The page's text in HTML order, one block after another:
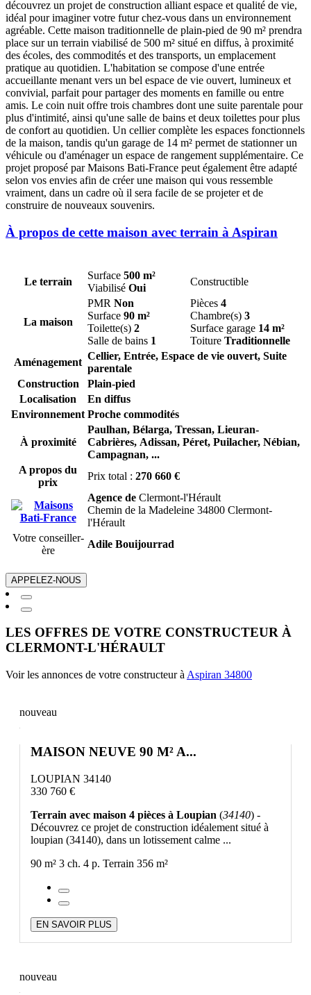
découvrez un projet de construction alliant espace et qualité de vie,
idéal pour imaginer votre futur chez-vous dans un environnement
agréable. Cette maison traditionnelle de plain-pied de 90 m² prendra
place sur un terrain viabilisé de 500 m² situé en diffus, à proximité
des écoles, des commodités et des transports, un emplacement
pratique au quotidien. L'habitation se compose d'une entrée
accueillante menant vers un bel espace de vie ouvert, lumineux et
convivial, parfait pour partager des moments en famille ou entre
amis. Le coin nuit offre trois chambres dont une suite parentale pour
plus d'intimité, ainsi qu'une salle de bains et deux toilettes pour plus
de confort au quotidien. Un cellier complète les espaces fonctionnels
de la maison, tandis qu'un garage de 14 m² permet de stationner un
véhicule ou d'aménager un espace de rangement supplémentaire. Ce
projet proposé par Maisons Bati-France peut également être adapté
selon vos envies afin de créer une maison qui vous ressemble
vraiment, dans un cadre où il sera facile de se projeter et de
construire de nouveaux souvenirs.
À propos de cette maison avec terrain à Aspiran
Le terrain
Surface 500 m²
Viabilisé Oui
Constructible
La maison
PMR Non
Surface 90 m²
Toilette(s) 2
Salle de bains 1
Pièces 4
Chambre(s) 3
Surface garage 14 m²
Toiture Traditionnelle
Aménagement
Cellier, Entrée, Espace de vie ouvert, Suite
parentale
Construction
Plain-pied
Localisation
En diffus
Environnement Proche commodités
À proximité
Paulhan, Bélarga, Tressan, Lieuran-
Cabrières, Adissan, Péret, Puilacher, Nébian,
Campagnan, ...
A propos du
prix
Prix total : 270 660 €
Agence de Clermont-l'Hérault
Chemin de la Madeleine 34800 Clermont-
l'Hérault
Votre conseiller-
ère
Adile Bouijourrad
APPELEZ-NOUS
LES OFFRES DE VOTRE CONSTRUCTEUR À
CLERMONT-L'HÉRAULT
Voir les annonces de votre constructeur à Aspiran 34800
nouveau
MAISON NEUVE 90 M² A...
LOUPIAN 34140
330 760 €
Terrain avec maison 4 pièces à Loupian (34140) -
Découvrez ce projet de construction idéalement situé à
loupian (34140), dans un lotissement calme ...
90 m² 3 ch. 4 p. Terrain 356 m²
EN SAVOIR PLUS
nouveau